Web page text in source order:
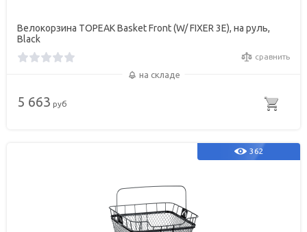
Велокорзина TOPEAK Basket Front (W/ FIXER 3E), на руль,
Black
сравнить
на складе
5 663 руб
362